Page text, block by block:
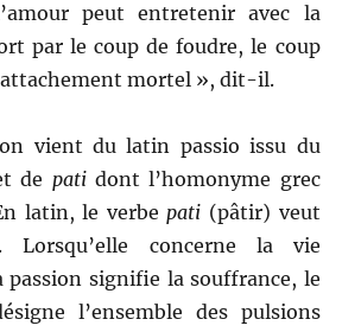
peut entretenir avec la
par le coup de foudre, le coup
mortel », dit-il.
vient du latin passio issu du
de pati dont l’homonyme grec
latin, le verbepati (pâtir) veut
Lorsqu’elle concerne la vie
passion signifie la souffrance, le
l’ensemble des pulsions